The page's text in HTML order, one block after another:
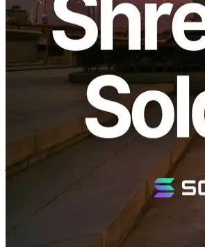
Mengapa Singapore
oleh Performance-
Pelanggan
Solana data jaringan:
Validators Solutions
Singapore adalah lokasi yang optimal
Asia, menawarkan keterlambatan perjalanan
kota besar seperti Hong Kong, Jakarta, dan
melayani sebagai pusat internasional untuk
jaringan. Jito Blockengine memiliki kehadiran
membuatnya menjadi sangat penting titik
Dalam beberapa tahun terakhir, Asia telah
cepat didorong oleh penyebaran validator
staking, jumlah meningkat Web3 peristiwa,
dari Solana proyek dalam industri. Tokyo
terjual habis, dan sekarang Garis Premium di